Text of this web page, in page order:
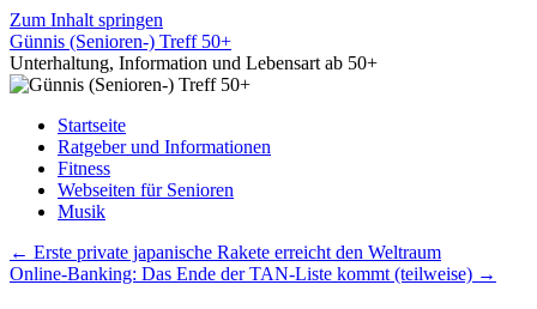
Zum Inhalt springen
Günnis (Senioren-) Treff 50+
Unterhaltung, Information und Lebensart ab 50+
Startseite
Ratgeber und Informationen
Fitness
Webseiten für Senioren
Musik
← Erste private japanische Rakete erreicht den Weltraum
Online-Banking: Das Ende der TAN-Liste kommt (teilweise) →